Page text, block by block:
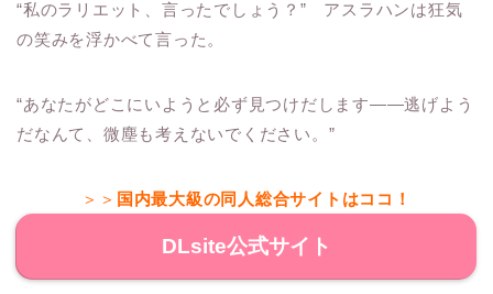
“私のラリエット、言ったでしょう？” アスラハンは狂気
の笑みを浮かべて言った。
“あなたがどこにいようと必ず見つけだします――逃げよう
だなんて、微塵も考えないでください。”
＞＞ 国内最大級の同人総合サイトはココ！
DLsite公式サイト